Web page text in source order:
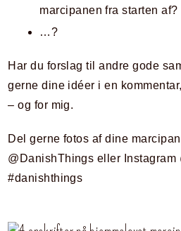
marcipanen fra starten af?
…?
Har du forslag til andre gode
gerne dine idéer i en
– og for mig.
Del gerne fotos af dine
@DanishThings eller
#danishthings